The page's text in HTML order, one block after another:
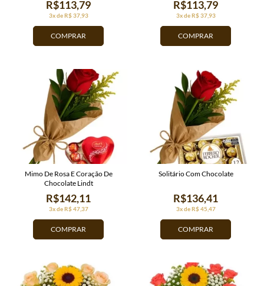
COMPRAR
3x de R$ 37,93
R$113,79
COMPRAR
3x de R$ 37,93
R$113,79
COMPRAR
3x de R$ 47,37
R$142,11
Mimo De Rosa E Coração De
Chocolate Lindt
COMPRAR
3x de R$ 45,47
R$136,41
Solitário Com Chocolate